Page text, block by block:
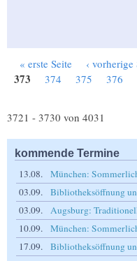
Seiten
« erste Seite ‹ vorherige
373 374 375 376
3721 - 3730 von 4031
kommende Termine
13.08.
München:
03.09.
Bibliotheksöffnung
03.09.
Augsburg:
10.09.
München:
17.09.
Bibliotheksöffnung